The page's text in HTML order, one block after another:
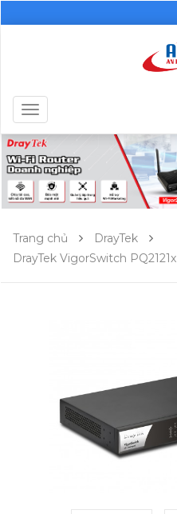
Toggle
navigation
Trang chủ
DrayTek
DrayTek VigorSwitch PQ2121x